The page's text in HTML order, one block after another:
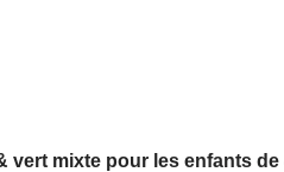
vert mixte pour les enfants de